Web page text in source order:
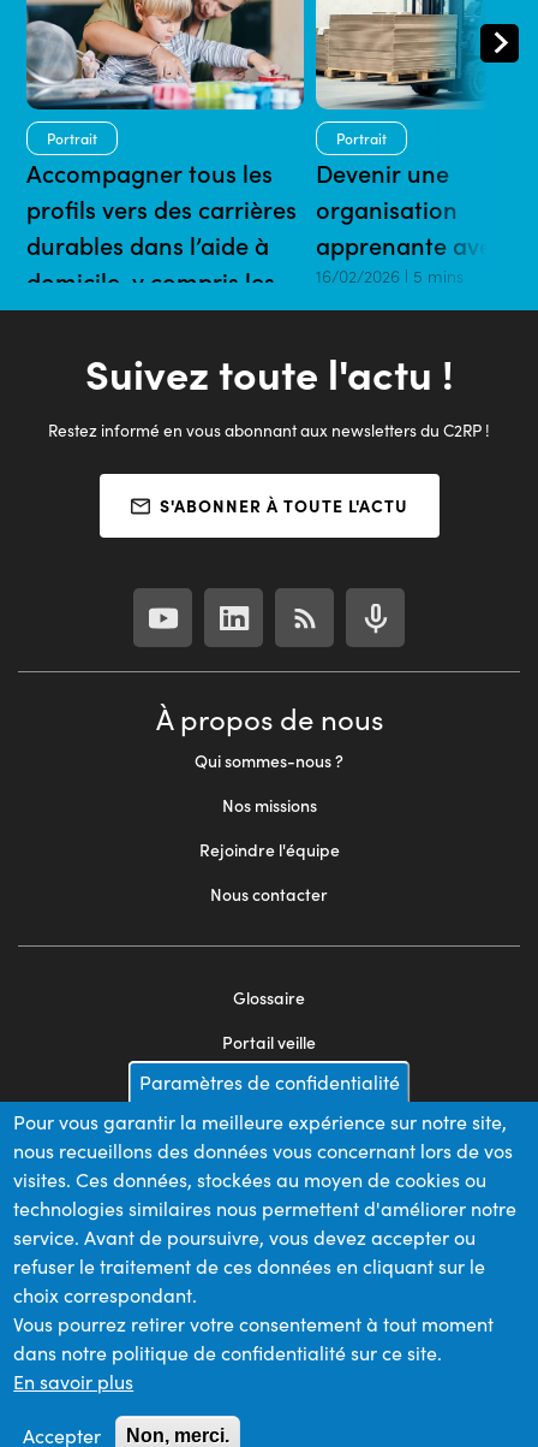
Portrait
Accompagner tous les
profils vers des carrières
durables dans l’aide à
domicile, y compris les
plus éloignés de l’emploi
Portrait
Devenir une
organisation
apprenante avec
16/02/2026 | 5 mins
Suivez toute l'actu !
Restez informé en vous abonnant aux newsletters du C2RP !
S'ABONNER À TOUTE L'ACTU
À propos de nous
Qui sommes-nous ?
Nos missions
Rejoindre l'équipe
Nous contacter
2
Glossaire
Portail veille
Mentions légales
Appels d'offres
Plan du site
Nos financeurs
Membre du
Paramètres de confidentialité
Pour vous garantir la meilleure expérience sur notre site,
nous recueillons des données vous concernant lors de vos
visites. Ces données, stockées au moyen de cookies ou
technologies similaires nous permettent d'améliorer notre
service. Avant de poursuivre, vous devez accepter ou
refuser le traitement de ces données en cliquant sur le
choix correspondant.
Vous pourrez retirer votre consentement à tout moment
dans notre politique de confidentialité sur ce site.
En savoir plus
Accepter Non, merci.